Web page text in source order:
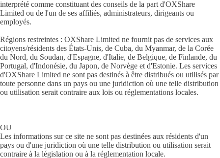
interprété comme constituant des conseils de la part d'OXShare
Limited ou de l'un de ses affiliés, administrateurs, dirigeants ou
employés.
Régions restreintes : OXShare Limited ne fournit pas de services aux
citoyens/résidents des États-Unis, de Cuba, du Myanmar, de la Corée
du Nord, du Soudan, d'Espagne, d'Italie, de Belgique, de Finlande, du
Portugal, d'Indonésie, du Japon, de Norvège et d'Estonie. Les services
d'OXShare Limited ne sont pas destinés à être distribués ou utilisés par
toute personne dans un pays ou une juridiction où une telle distribution
ou utilisation serait contraire aux lois ou réglementations locales.
OU
Les informations sur ce site ne sont pas destinées aux résidents d'un
pays ou d'une juridiction où une telle distribution ou utilisation serait
contraire à la législation ou à la réglementation locale.